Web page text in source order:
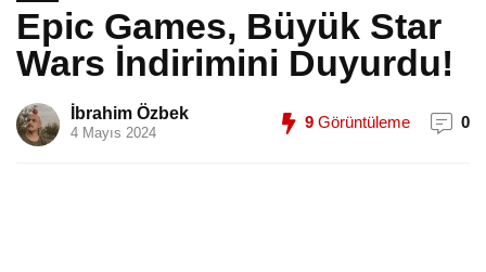
Epic Games, Büyük Star
Wars İndirimini Duyurdu!
İbrahim Özbek
4 Mayıs 2024
9 Görüntüleme 0